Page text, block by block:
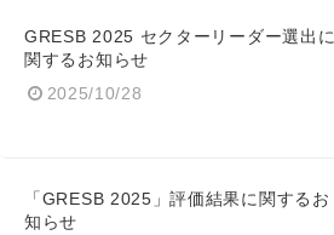
GRESB 2025 セクターリーダー選出に
関するお知らせ
2025/10/28
「GRESB 2025」評価結果に関するお
知らせ